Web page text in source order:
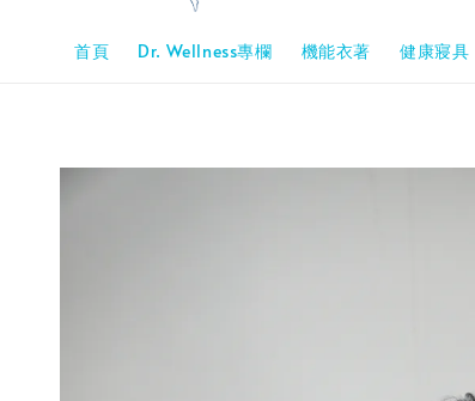
首頁 Dr. Wellness專欄 機能衣著 健康寢具